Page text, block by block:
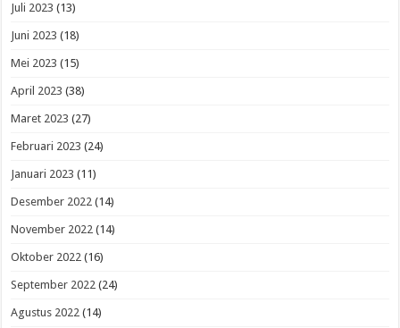
Juli 2023 (13)
Juni 2023 (18)
Mei 2023 (15)
April 2023 (38)
Maret 2023 (27)
Februari 2023 (24)
Januari 2023 (11)
Desember 2022 (14)
November 2022 (14)
Oktober 2022 (16)
September 2022 (24)
Agustus 2022 (14)